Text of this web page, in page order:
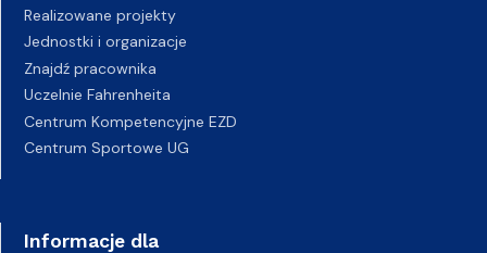
Realizowane projekty
Jednostki i organizacje
Znajdź pracownika
Uczelnie Fahrenheita
Centrum Kompetencyjne EZD
Centrum Sportowe UG
Informacje dla